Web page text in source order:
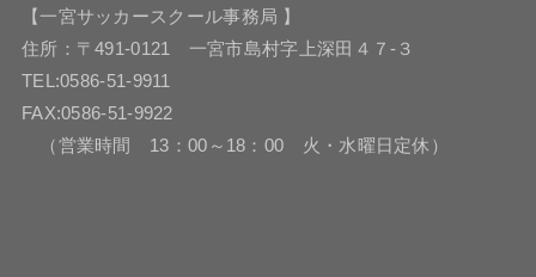
【一宮サッカースクール事務局 】
住所：〒491-0121 一宮市島村字上深田４７-３
TEL:0586-51-9911
FAX:0586-51-9922
（営業時間 13：00～18：00 火・水曜日定休）